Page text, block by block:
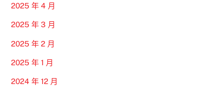
2025 年 4 月
2025 年 3 月
2025 年 2 月
2025 年 1 月
2024 年 12 月